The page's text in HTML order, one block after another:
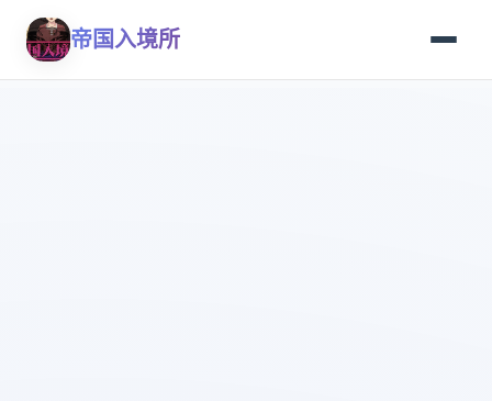
帝国入境所